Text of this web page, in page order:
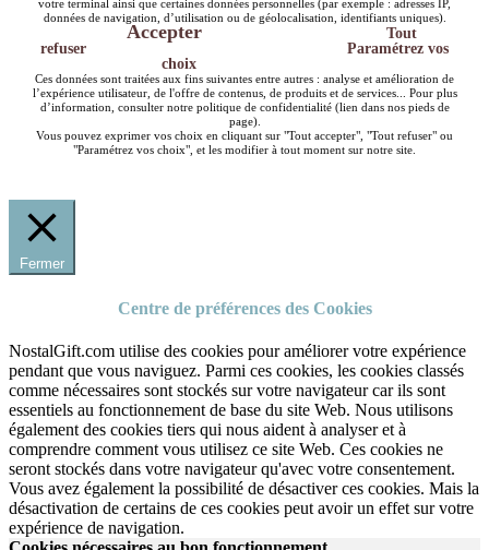
votre terminal ainsi que certaines données personnelles (par exemple : adresses IP,
données de navigation, d’utilisation ou de géolocalisation, identifiants uniques).
Accepter
Tout
refuser
Paramétrez vos
choix
Ces données sont traitées aux fins suivantes entre autres : analyse et amélioration de
l’expérience utilisateur, de l'offre de contenus, de produits et de services... Pour plus
d’information, consulter notre politique de confidentialité (lien dans nos pieds de
page).
Vous pouvez exprimer vos choix en cliquant sur "Tout accepter", "Tout refuser" ou
"Paramétrez vos choix", et les modifier à tout moment sur notre site.
Fermer
Centre de préférences des Cookies
NostalGift.com utilise des cookies pour améliorer votre expérience
pendant que vous naviguez. Parmi ces cookies, les cookies classés
comme nécessaires sont stockés sur votre navigateur car ils sont
essentiels au fonctionnement de base du site Web. Nous utilisons
également des cookies tiers qui nous aident à analyser et à
comprendre comment vous utilisez ce site Web. Ces cookies ne
seront stockés dans votre navigateur qu'avec votre consentement.
Vous avez également la possibilité de désactiver ces cookies. Mais la
désactivation de certains de ces cookies peut avoir un effet sur votre
expérience de navigation.